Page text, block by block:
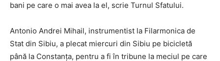
bani pe care o mai avea la el, scrie Turnul Sfatului.
Antonio Andrei Mihail, instrumentist la Filarmonica de
Stat din Sibiu, a plecat miercuri din Sibiu pe bicicletă
până la Constanța, pentru a fi în tribune la meciul pe care